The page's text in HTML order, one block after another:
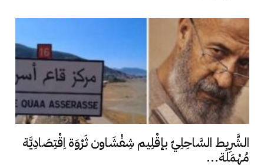
الشَّرِيط السَّاحِلِيّ بإقْلِيم شِفْشَاون ثَرْوَة اِقْتِصَادِيَّة
مُهْمَلَة...